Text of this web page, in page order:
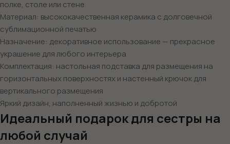
полке, столе или стене
Материал: высококачественная керамика с долговечной
сублимационной печатью
Назначение: декоративное использование — прекрасное
украшение для любого интерьера
Комплектация: настольная подставка для размещения на
горизонтальных поверхностях и настенный крючок для
вертикального размещения
Яркий дизайн, наполненный жизнью и добротой
Идеальный подарок для сестры на
любой случай